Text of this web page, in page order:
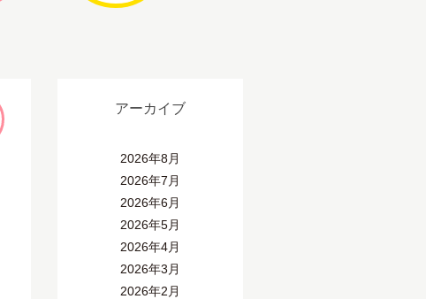
アーカイブ
2026年8月
2026年7月
2026年6月
2026年5月
2026年4月
2026年3月
2026年2月